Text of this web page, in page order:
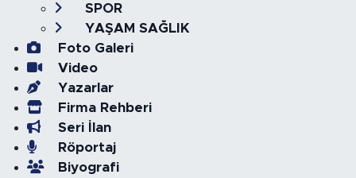
SPOR
YAŞAM SAĞLIK
Foto Galeri
Video
Yazarlar
Firma Rehberi
Seri İlan
Röportaj
Biyografi